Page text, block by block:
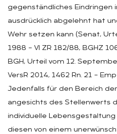
gegenständliches Eindringen
ausdrücklich abgelehnt hat
Wehr setzen kann (Senat,
1988 – VI ZR 182/88, BGHZ
BGH, Urteil vom 12.
VersR 2014, 1462 Rn. 21 –
Jedenfalls für den Bereich
angesichts des Stellenwerts
individuelle Lebensgestaltung
diesen von einem